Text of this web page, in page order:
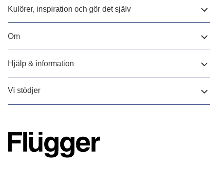
Kulörer, inspiration och gör det själv
Om
Hjälp & information
Vi stödjer